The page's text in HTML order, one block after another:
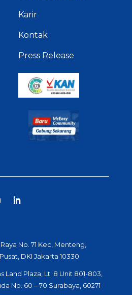
Karir
Kontak
Press Release
No. 71 Kec, Menteng,
DKI Jakarta 10330
Land Plaza, Lt. 8 Unit 801-803,
No. 60 – 70 Surabaya, 60271